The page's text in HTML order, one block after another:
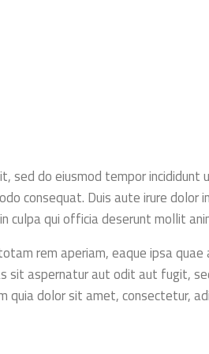
sed do eiusmod tempor
consequat. Duis aute irure
culpa qui officia deserunt mollit
rem aperiam, eaque ipsa
sit aspernatur aut odit aut fugit,
quia dolor sit amet, consectetur,